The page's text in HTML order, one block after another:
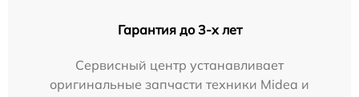
Гарантия до 3-х лет
Сервисный центр устанавливает
оригинальные запчасти техники Midea и